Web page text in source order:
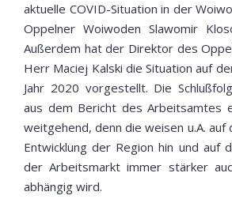
aktuelle COVID-Situation in der
Oppelner Woiwoden Slawomir
Außerdem hat der Direktor des
Herr Maciej Kalski die Situation auf
Jahr 2020 vorgestellt. Die
aus dem Bericht des Arbeitsamtes
weitgehend, denn die weisen u.A. auf
Entwicklung der Region hin und auf
der Arbeitsmarkt immer stärker
abhängig wird.